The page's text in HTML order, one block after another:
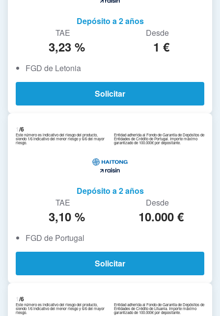
Depósito a 2 años
TAE
3,23 %
Desde
1 €
FGD de Letonia
Solicitar
1/6
Este número es indicativo del riesgo del producto,
siendo 1/6 indicativo del menor riesgo y 6/6 del mayor
riesgo.
Entidad adherida al Fondo de Garantía de Depósitos de
Entidades de Crédito de Portugal. Importe máximo
garantizado de 100.000€ por depositante.
Depósito a 2 años
TAE
3,10 %
Desde
10.000 €
FGD de Portugal
Solicitar
1/6
Este número es indicativo del riesgo del producto,
siendo 1/6 indicativo del menor riesgo y 6/6 del mayor
riesgo.
Entidad adherida al Fondo de Garantía de Depósitos de
Entidades de Crédito de Lituania. Importe máximo
garantizado de 100.000€ por depositante.